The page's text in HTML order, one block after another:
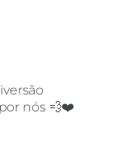
nós 💨❤️